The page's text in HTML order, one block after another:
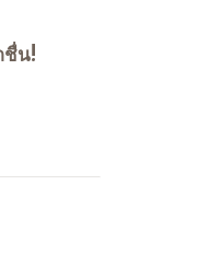
ชื่น!